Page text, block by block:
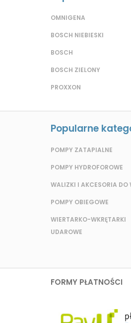
OMNIGENA
BOSCH NIEBIESKI
BOSCH
BOSCH ZIELONY
PROXXON
Popularne
POMPY ZATAPIALNE
POMPY HYDROFOROWE
WALIZKI I AKCESORIA DO
POMPY OBIEGOWE
WIERTARKO-
UDAROWE
FORMY PŁATNOŚCI